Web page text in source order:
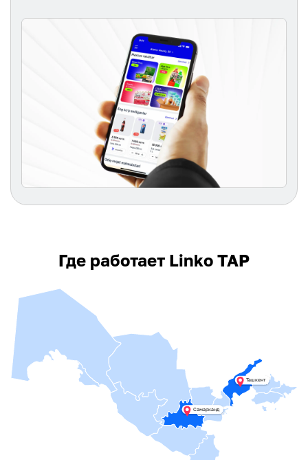
Где работает Linko TAP
Самарканд
Ташкент